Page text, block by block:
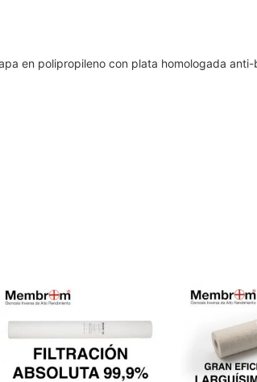
en polipropileno con plata homologada